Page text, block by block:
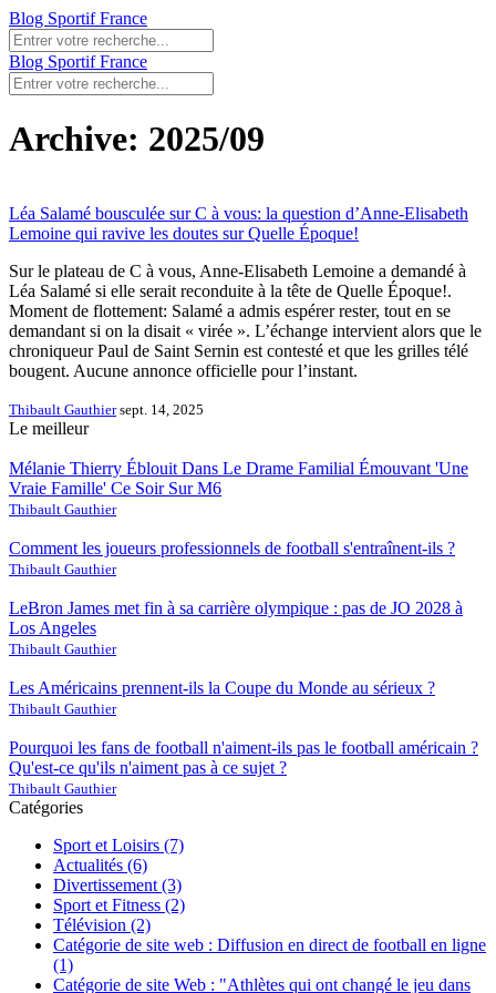
Blog Sportif France
Blog Sportif France
Archive: 2025/09
Léa Salamé bousculée sur C à vous: la question d’Anne-Elisabeth
Lemoine qui ravive les doutes sur Quelle Époque!
Sur le plateau de C à vous, Anne-Elisabeth Lemoine a demandé à
Léa Salamé si elle serait reconduite à la tête de Quelle Époque!.
Moment de flottement: Salamé a admis espérer rester, tout en se
demandant si on la disait « virée ». L’échange intervient alors que le
chroniqueur Paul de Saint Sernin est contesté et que les grilles télé
bougent. Aucune annonce officielle pour l’instant.
Thibault Gauthier sept. 14, 2025
Le meilleur
Mélanie Thierry Éblouit Dans Le Drame Familial Émouvant 'Une
Vraie Famille' Ce Soir Sur M6
Thibault Gauthier
Comment les joueurs professionnels de football s'entraînent-ils ?
Thibault Gauthier
LeBron James met fin à sa carrière olympique : pas de JO 2028 à
Los Angeles
Thibault Gauthier
Les Américains prennent-ils la Coupe du Monde au sérieux ?
Thibault Gauthier
Pourquoi les fans de football n'aiment-ils pas le football américain ?
Qu'est-ce qu'ils n'aiment pas à ce sujet ?
Thibault Gauthier
Catégories
Sport et Loisirs (7)
Actualités (6)
Divertissement (3)
Sport et Fitness (2)
Télévision (2)
Catégorie de site web : Diffusion en direct de football en ligne
(1)
Catégorie de site Web : "Athlètes qui ont changé le jeu dans